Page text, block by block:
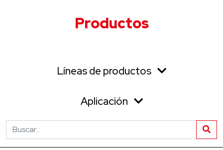
Productos
Líneas de productos
Aplicación